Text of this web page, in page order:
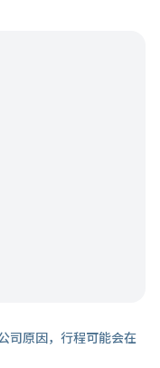
司原因，行程可能会在